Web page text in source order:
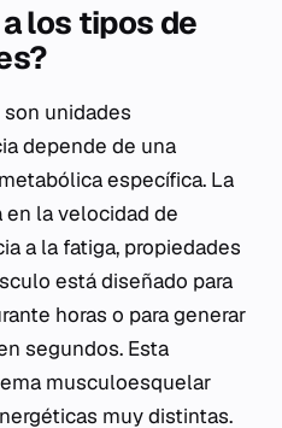
los tipos de
unidades
depende de una
específica. La
la velocidad de
a la fatiga, propiedades
está diseñado para
horas o para generar
segundos. Esta
musculoesquelar
muy distintas.